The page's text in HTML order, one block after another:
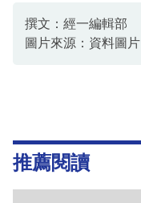
撰文：經一編輯部
圖片來源：資料圖片
推薦閱讀